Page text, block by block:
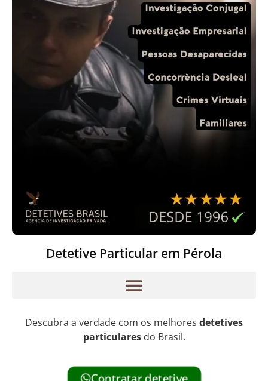
Detetive Particular em Pérola
Descubra a verdade com os melhores detetives
particularesdo Brasil.